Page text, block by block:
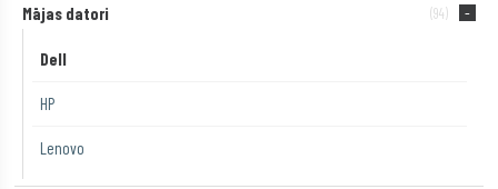
Mājas datori (94)
Dell
HP
Lenovo